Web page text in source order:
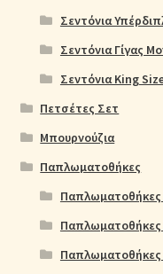
Σεντόνια
Σεντόνια Γίγας
Σεντόνια King
Πετσέτες Σετ
Μπουρνούζια
Παπλωματοθήκες
Παπλωματοθήκες
Παπλωματοθήκες
Παπλωματοθήκες